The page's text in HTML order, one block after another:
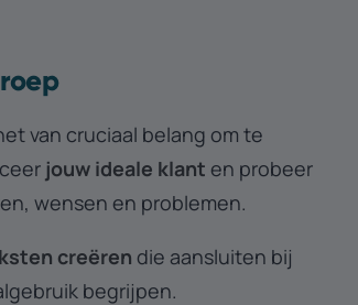
van cruciaal belang om te
jouw ideale klant en probeer
wensen en problemen.
creëren die aansluiten bij
begrijpen.